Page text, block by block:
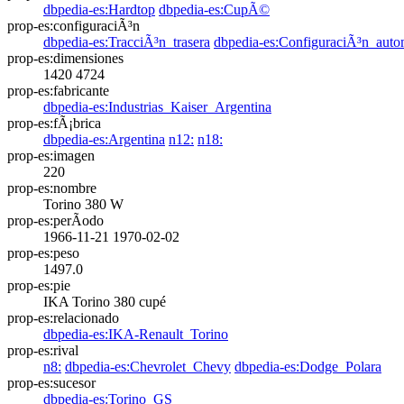
dbpedia-es:Hardtop dbpedia-es:CupÃ©
prop-es:configuraciÃ³n
dbpedia-es:TracciÃ³n_trasera dbpedia-
prop-es:dimensiones
1420 4724
prop-es:fabricante
dbpedia-es:Industrias_Kaiser_Argentina
prop-es:fÃ¡brica
dbpedia-es:Argentina n12: n18:
prop-es:imagen
220
prop-es:nombre
Torino 380 W
prop-es:perÃ­odo
1966-11-21 1970-02-02
prop-es:peso
1497.0
prop-es:pie
IKA Torino 380 cupé
prop-es:relacionado
dbpedia-es:IKA-Renault_Torino
prop-es:rival
n8: dbpedia-es:Chevrolet_Chevy dbpedia-es:Dodge_Polara
prop-es:sucesor
dbpedia-es:Torino_GS